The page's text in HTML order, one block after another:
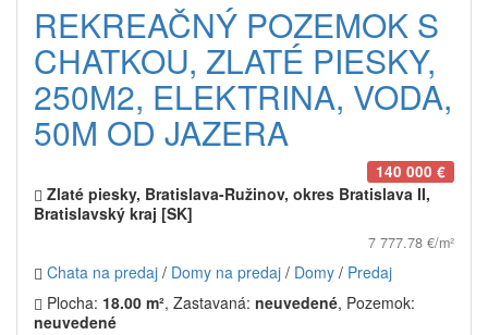
REKREAČNÝ POZEMOK S
CHATKOU, ZLATÉ PIESKY,
250M2, ELEKTRINA, VODA,
50M OD JAZERA
140 000 €
Zlaté piesky, Bratislava-Ružinov, okres Bratislava II,
Bratislavský kraj [SK]
7 777.78 €/m²
Chata na predaj / Domy na predaj / Domy / Predaj
Plocha: 18.00 m², Zastavaná: neuvedené, Pozemok:
neuvedené